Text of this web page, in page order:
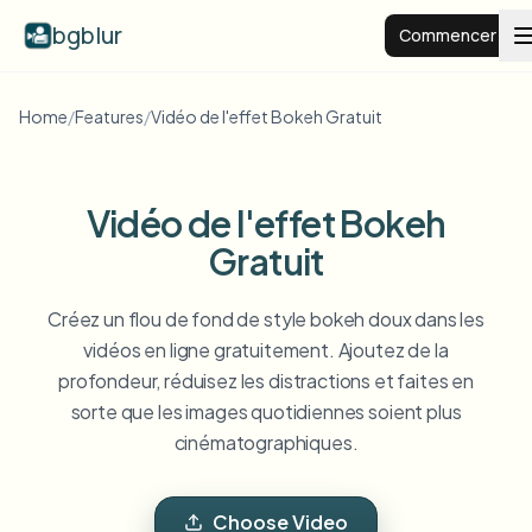
bgblur Commencer
Arrière-plan flou
Voir tous les exemples
Parcourir toute la bibliothèque d'exemples
Flouter la plaque
Fonctionnalités
View all features
Browse every blur tool in one place
Entreprise
Écoles et éducation
Home/Features/Vidéo de l'effet Bokeh Gratuit
Vidéo de l'effet Bokeh
Gratuit
Créez un flou de fond de style bokeh doux dans les
vidéos en ligne gratuitement. Ajoutez de la
profondeur, réduisez les distractions et faites en
sorte que les images quotidiennes soient plus
cinématographiques.
Choose Video